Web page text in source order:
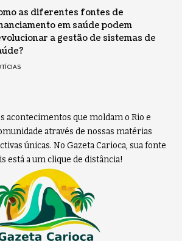
as diferentes fontes de
em saúde podem
a gestão de sistemas de
acontecimentos que moldam o Rio e
através de nossas matérias
únicas. No Gazeta Carioca, sua fonte
está a um clique de distância!